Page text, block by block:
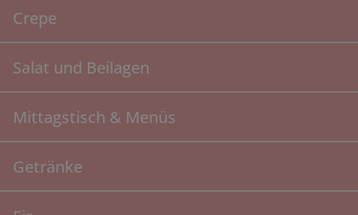
Crepe
Salat und Beilagen
Mittagstisch & Menüs
Getränke